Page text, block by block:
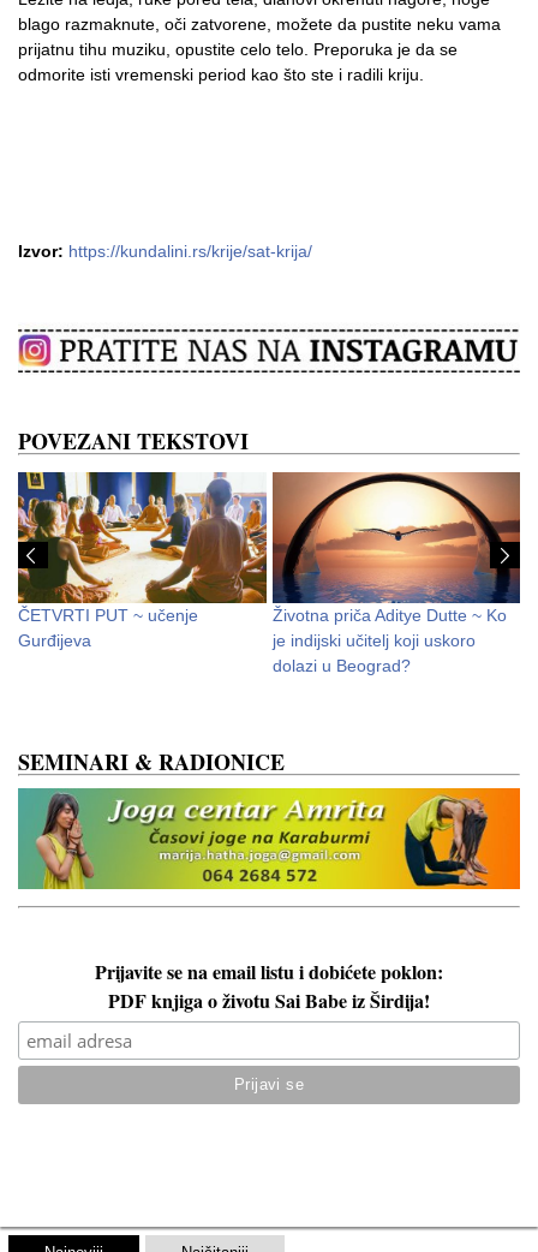
blago razmaknute, oči zatvorene, možete da pustite neku vama
prijatnu tihu muziku, opustite celo telo. Preporuka je da se
odmorite isti vremenski period kao što ste i radili kriju.
Izvor: https://kundalini.rs/krije/sat-krija/
POVEZANI TEKSTOVI
ČETVRTI PUT ~ učenje
Gurđijeva
Životna priča Aditye Dutte ~ Ko
je indijski učitelj koji uskoro
dolazi u Beograd?
SEMINARI & RADIONICE
Prijavite se na email listu i dobićete poklon:
PDF knjiga o životu Sai Babe iz Širdija!